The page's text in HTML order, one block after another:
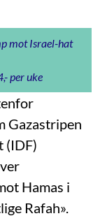
mot Israel-hat
per uke
Gazastripen
(IDF)
Hamas i
Rafah».